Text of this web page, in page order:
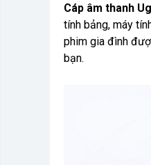
Cáp âm thanh
tính bảng, máy
phim gia đình
bạn.